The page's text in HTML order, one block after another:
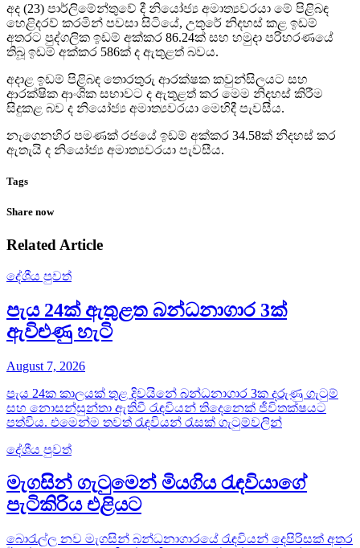
අද (23) පාර්ලිමේන්තුවේ දී නියෝජ්‍ය අමාත්‍යවරයා මේ පිළිබඳ
හෙළිදරව් කරමින් පවසා සිටියේ, උතුරේ නිදහස් කළ ඉඩම්
අතරට පුද්ගලික ඉඩම් අක්කර 86.24ක් සහ හමුදා පරිහරණයේ
තිබූ ඉඩම් අක්කර 586ක් ද ඇතුළත් බවය.
අදාළ ඉඩම් පිළිබඳ තොරතුරු ආරක්ෂක කවුන්සිලයට සහ
ආරක්ෂික ආංශික සභාවට ද ඇතුළත් කර මෙම නිදහස් කිරීම
සිදුකළ බව ද නියෝජ්‍ය අමාත්‍යවරයා මෙහිදී පැවසීය.
නැගෙනහිර පමණක් රජයේ ඉඩම් අක්කර 34.58ක් නිදහස් කර
ඇතැයි ද නියෝජ්‍ය අමාත්‍යවරයා පැවසීය.
Tags
Share now
Related Article
දේශීය පුවත්
පැය 24ක් ඇතුළත බන්ධනාගාර 3ක්
ඇවිළුණු හැටි
August 7, 2026
පැය 24ක කාලයක් තුළ දිවයිනේ බන්ධනාගාර 3ක දරුණු ගැටුම්
සහ නොසන්සුන්තා ඇතිවී රැඳවියන් තිදෙනෙක් ජීවිතක්ෂයට
පත්විය. එමෙන්ම තවත් රැඳවියන් රැසක් ගැටුම්වලින්
දේශීය පුවත්
මැගසින් ගැටුමෙන් මියගිය රැඳවියාගේ
පැටිකිරිය එළියට
බොරැල්ල නව මැගසින් බන්ධනාගාරයේ රැඳවියන් දෙපිරිසක් අතර